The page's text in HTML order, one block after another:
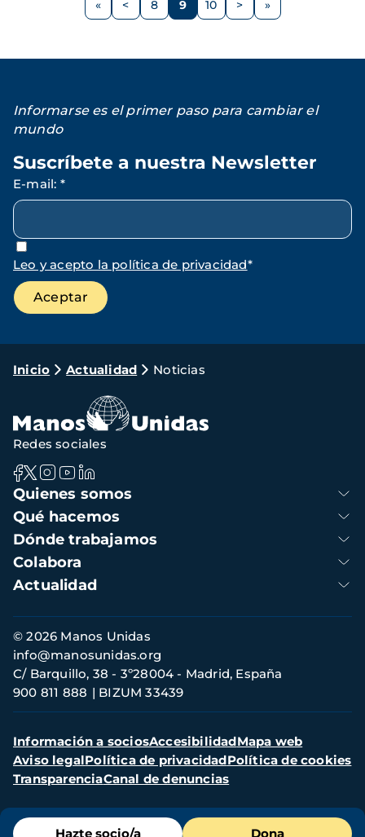
Página
< Página
8 Página
9 Página
10
Siguiente
>
Informarse es el primer paso para cambiar el
mundo
Suscríbete a nuestra Newsletter
E-mail: *
Leo y acepto la política de privacidad*
Ruta
navegación
Inicio Actualidad Noticias
Menú
Hazte socio/a Dona
Navegación
principal
Quienes somos
Qué hacemos
Dónde trabajamos
Colabora
Actualidad
Redes sociales
Información
de
contacto
© 2026 Manos Unidas
C/ Barquillo, 38 - 3º28004 - Madrid, España
900 811 888
BIZUM 33439
info@manosunidas.org
Menú
secundario
Información a sociosAccesibilidadMapa web
Aviso legalPolítica de privacidadPolítica de cookies
TransparenciaCanal de denuncias